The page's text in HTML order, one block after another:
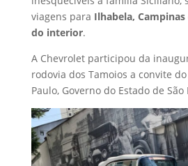
viagens para Ilhabela,
do interior.
A Chevrolet participou da
rodovia dos Tamoios a convite
Paulo, Governo do Estado de São